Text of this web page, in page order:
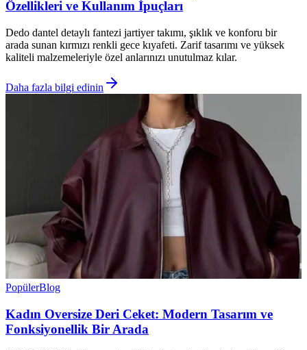
Özellikleri ve Kullanım İpuçları
Dedo dantel detaylı fantezi jartiyer takımı, şıklık ve konforu bir
arada sunan kırmızı renkli gece kıyafeti. Zarif tasarımı ve yüksek
kaliteli malzemeleriyle özel anlarınızı unutulmaz kılar.
Daha fazla bilgi edinin
PopülerBlog
Kadın Oversize Deri Ceket: Modern Tasarım ve
Fonksiyonellik Bir Arada